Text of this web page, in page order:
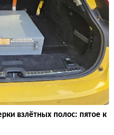
взлётных полос: пятое к